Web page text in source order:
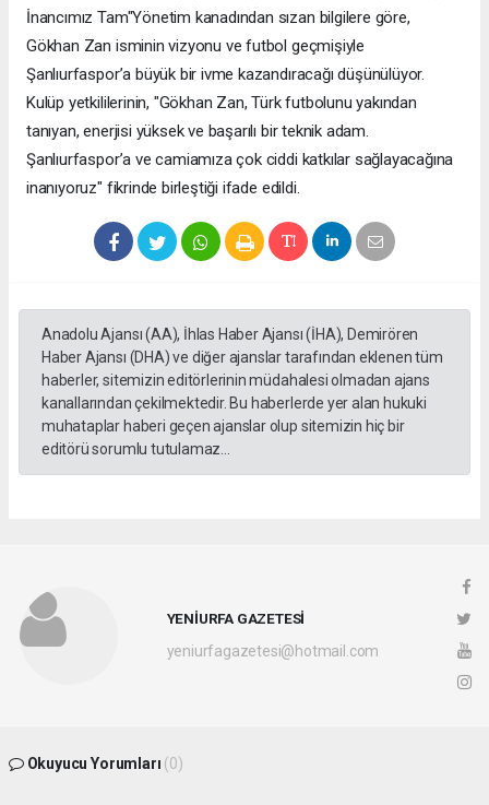
İnancımız Tam" ​Yönetim kanadından sızan bilgilere göre,
Gökhan Zan isminin vizyonu ve futbol geçmişiyle
Şanlıurfaspor’a büyük bir ivme kazandıracağı düşünülüyor.
Kulüp yetkililerinin, "Gökhan Zan, Türk futbolunu yakından
tanıyan, enerjisi yüksek ve başarılı bir teknik adam.
Şanlıurfaspor’a ve camiamıza çok ciddi katkılar sağlayacağına
inanıyoruz" fikrinde birleştiği ifade edildi.
Anadolu Ajansı (AA), İhlas Haber Ajansı (İHA), Demirören
Haber Ajansı (DHA) ve diğer ajanslar tarafından eklenen tüm
haberler, sitemizin editörlerinin müdahalesi olmadan ajans
kanallarından çekilmektedir. Bu haberlerde yer alan hukuki
muhataplar haberi geçen ajanslar olup sitemizin hiç bir
editörü sorumlu tutulamaz...
YENİURFA GAZETESİ
yeniurfagazetesi@hotmail.com
Okuyucu Yorumları (0)